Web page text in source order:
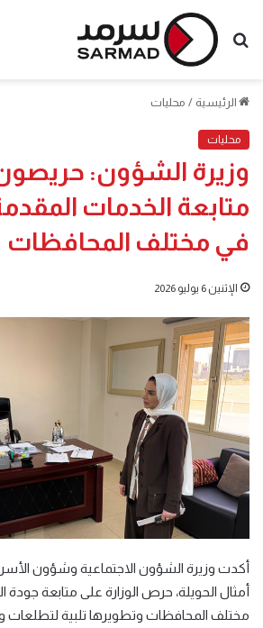
بحث
الرئيسية / محليات
محليات
وزيرة الشؤون:
متابعة الخدمات
في مختلف المحافظات
الإثنين 6 يوليو 2026
أكدت وزيرة الشؤون الاجتماعية وشؤون
أمثال الحويلة، حرص الوزارة على متابعة
مختلف المحافظات وتطويرها تلبية لتطلعات